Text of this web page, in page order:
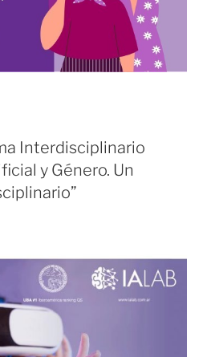
Interdisciplinario
y Género. Un